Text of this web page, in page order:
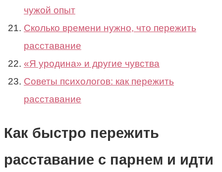
чужой опыт
Сколько времени нужно, что пережить
расставание
«Я уродина» и другие чувства
Cоветы психологов: как пережить
расставание
Как быстро пережить
расставание с парнем и идти